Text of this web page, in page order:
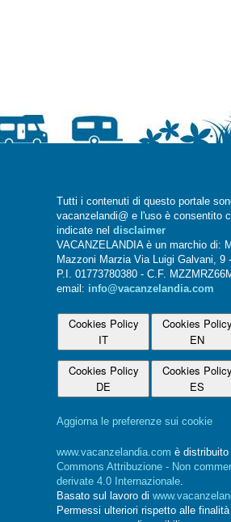
Tutti i contenuti di questo portale
vacanzelandi@ e l'uso è consentito
indicate nel disclaimer
VACANZELANDIA è un marchio di:
Mazzoni Marzia Via Luigi Galvani, 9
P.I. 01773780380 - C.F.
email: info@vacanzelandia.com
Cookies Policy
IT
Cookies Policy
EN
Cookies Policy
DE
Cookies Policy
ES
Aggiorna le preferenze sui cookie
www.vacanzelandia.com è
Commons Attribuzione - Non
derivate 4.0 Internazionale.
Basato sul lavoro di
Permessi ulteriori rispetto alle